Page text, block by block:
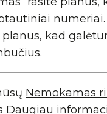
numeriai.
kad
Nemokamas
Daugiau